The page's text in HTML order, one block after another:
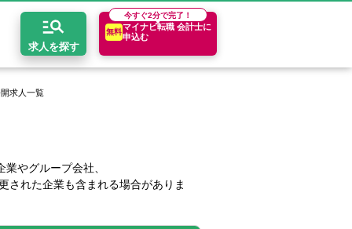
求人を探す
今すぐ2分で完了！
無料
マイナビ転職 会計士に
申込む
マップ
キャリア診断
コンサルティングファーム
事業会社
関東・首都圏
東海
求人一覧
業やグループ会社、
された企業も含まれる場合がありま